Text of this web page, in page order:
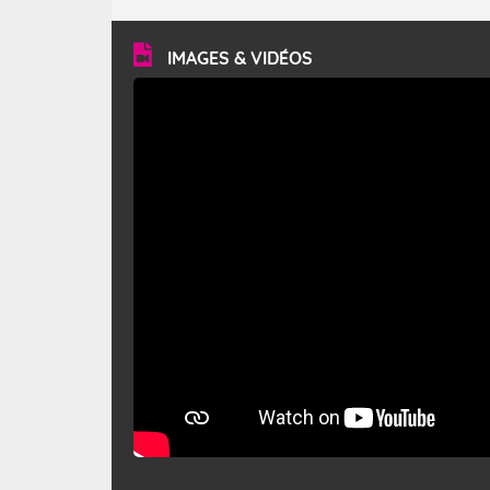
vitesse moyenne de 50 km/h et atteindre 80 à 100 km/h
en rafales, parfois davantage. Il parcourt la basse vallée
du Rhône et la Provence et envahit le littoral
méditerranéen à partir de la Camargue.
IMAGES & VIDÉOS